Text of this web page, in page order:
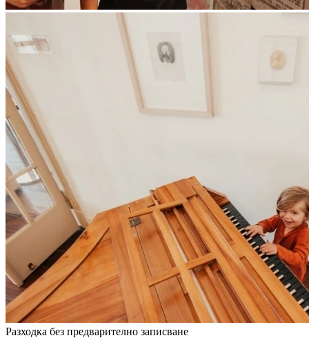
Разходка без предварително записване